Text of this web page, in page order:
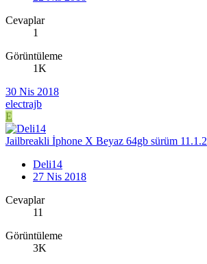
Cevaplar
1
Görüntüleme
1K
30 Nis 2018
electrajb
E
Jailbreakli İphone X Beyaz 64gb sürüm 11.1.2
Deli14
27 Nis 2018
Cevaplar
11
Görüntüleme
3K